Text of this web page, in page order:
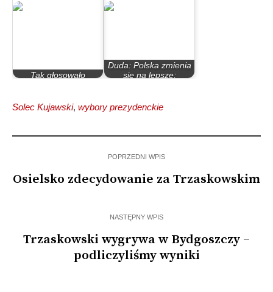
Tak głosowało
Duda: Polska zmienia
się na lepsze;
Solec Kujawski, wybory prezydenckie
POPRZEDNI WPIS
Osielsko zdecydowanie za Trzaskowskim
NASTĘPNY WPIS
Trzaskowski wygrywa w Bydgoszczy –
podliczyliśmy wyniki